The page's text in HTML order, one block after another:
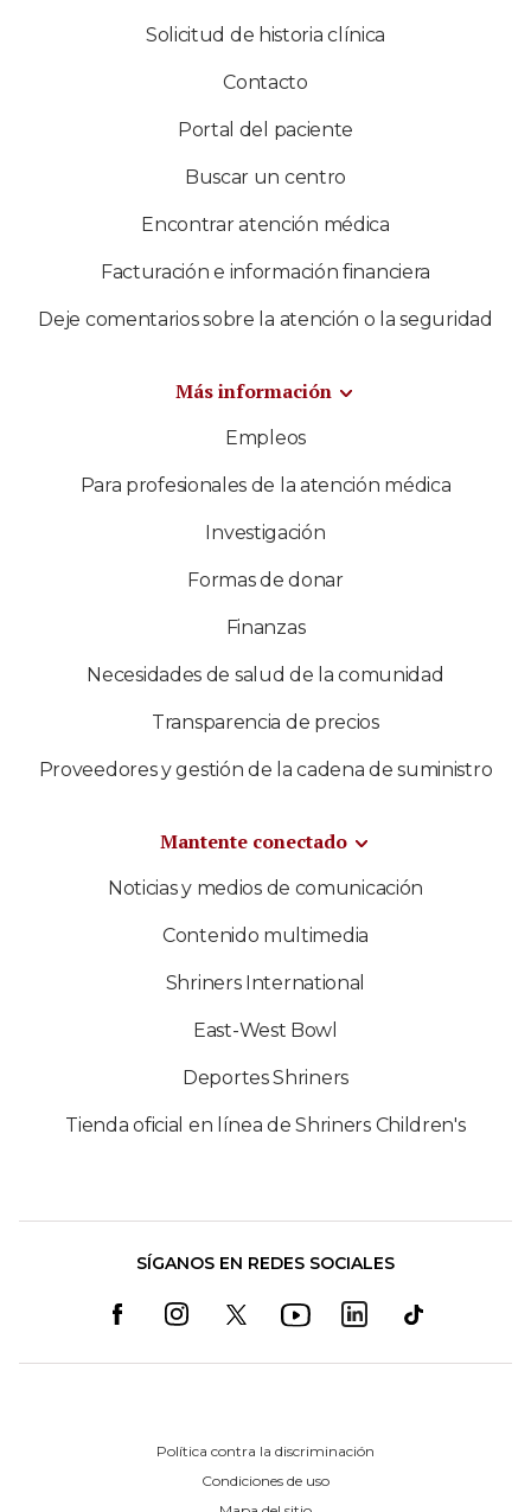
Solicitud de historia clínica
Contacto
Portal del paciente
Buscar un centro
Encontrar atención médica
Facturación e información financiera
Deje comentarios sobre la atención o la seguridad
Más información
Empleos
Para profesionales de la atención médica
Investigación
Formas de donar
Finanzas
Necesidades de salud de la comunidad
Transparencia de precios
Proveedores y gestión de la cadena de suministro
Mantente conectado
Noticias y medios de comunicación
Contenido multimedia
Shriners International
East-West Bowl
Deportes Shriners
Tienda oficial en línea de Shriners Children's
SÍGANOS EN REDES SOCIALES
Política contra la discriminación
Condiciones de uso